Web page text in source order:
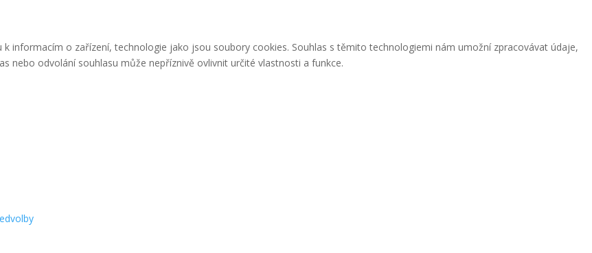
informacím o zařízení, technologie jako jsou soubory cookies. Souhlas s těmito technologiemi nám umožní zpracovávat údaje,
nebo odvolání souhlasu může nepříznivě ovlivnit určité vlastnosti a funkce.